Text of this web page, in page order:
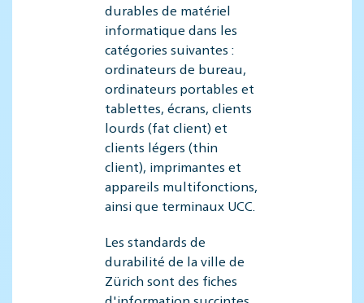
durables de matériel
informatique dans les
catégories suivantes :
ordinateurs de bureau,
ordinateurs portables et
tablettes, écrans, clients
lourds (fat client) et
clients légers (thin
client), imprimantes et
appareils multifonctions,
ainsi que terminaux UCC.
Les standards de
durabilité de la ville de
Zürich sont des fiches